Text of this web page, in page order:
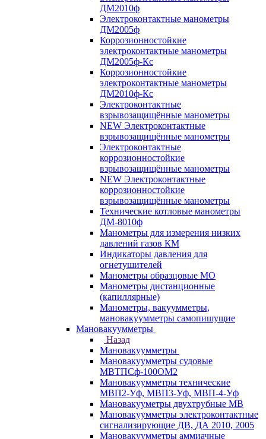
ДМ2010ф
Электроконтактные манометры
ДМ2005ф
Коррозионностойкие
электроконтактные манометры
ДМ2005ф-Кс
Коррозионностойкие
электроконтактные манометры
ДМ2010ф-Кс
Электроконтактные
взрывозащищённые манометры
NEW Электроконтактные
взрывозащищённые манометры
Электроконтактные
коррозионностойкие
взрывозащищённые манометры
NEW Электроконтактные
коррозионностойкие
взрывозащищённые манометры
Технические котловые манометры
ДМ-8010ф
Манометры для измерения низких
давлений газов КМ
Индикаторы давления для
огнетушителей
Манометры образцовые МО
Манометры дистанционные
(капиллярные)
Манометры, вакуумметры,
мановакуумметры самопишущие
Мановакуумметры
Назад
Мановакуумметры
Мановакуумметры судовые
МВТПСф-100ОМ2
Мановакуумметры технические
МВП2-Уф, МВП3-Уф, МВП-4-Уф
Мановакууметры двухтрубные МВ
Мановакуумметры электроконтактные
сигнализирующие ДВ, ДА 2010, 2005
Мановакуумметры аммиачные